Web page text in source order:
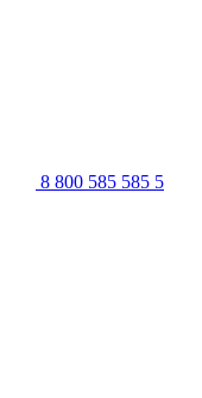
8 800 585 585 5